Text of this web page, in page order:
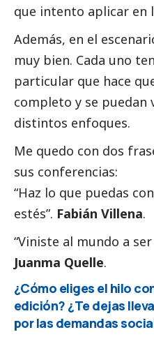
que intento aplicar en
Además, en el
muy bien. Cada uno
particular que hace
completo y se puedan
distintos enfoques.
Me quedo con dos
sus conferencias:
“Haz lo que puedas
estés”. Fabián Villena.
“Viniste al mundo a
Juanma Quelle.
¿Cómo eliges el hilo
edición? ¿Te dejas
por las demandas